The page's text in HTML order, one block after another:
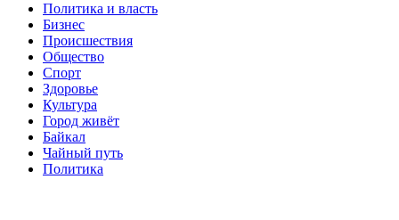
Политика и власть
Бизнес
Происшествия
Общество
Cпорт
Здоровье
Культура
Город живёт
Байкал
Чайный путь
Политика